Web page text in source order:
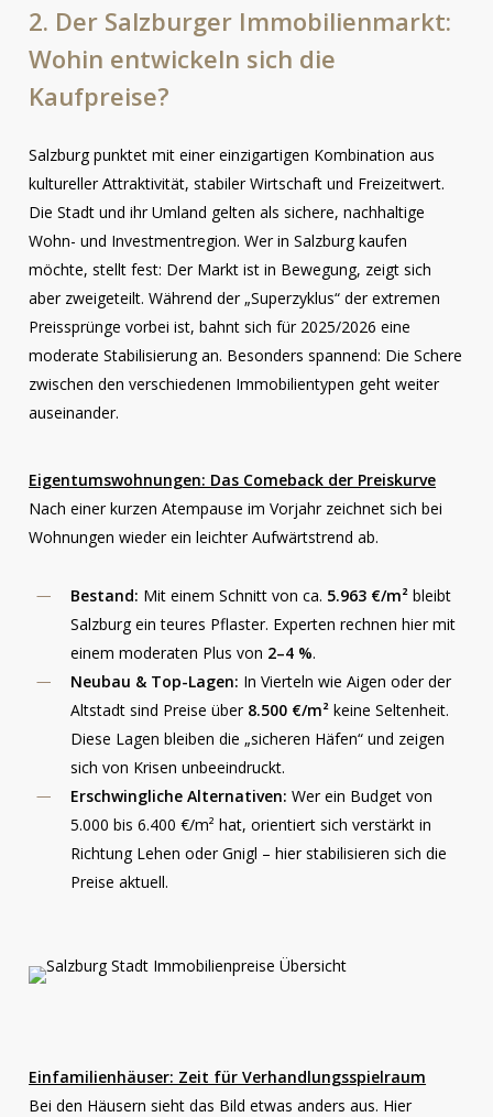
2. Der Salzburger Immobilienmarkt:
Wohin entwickeln sich die
Kaufpreise?
Salzburg punktet mit einer einzigartigen Kombination aus
kultureller Attraktivität, stabiler Wirtschaft und Freizeitwert.
Die Stadt und ihr Umland gelten als sichere, nachhaltige
Wohn- und Investmentregion. Wer in Salzburg kaufen
möchte, stellt fest: Der Markt ist in Bewegung, zeigt sich
aber zweigeteilt. Während der „Superzyklus“ der extremen
Preissprünge vorbei ist, bahnt sich für 2025/2026 eine
moderate Stabilisierung an. Besonders spannend: Die Schere
zwischen den verschiedenen Immobilientypen geht weiter
auseinander.
Eigentumswohnungen: Das Comeback der Preiskurve
Nach einer kurzen Atempause im Vorjahr zeichnet sich bei
Wohnungen wieder ein leichter Aufwärtstrend ab.
Bestand: Mit einem Schnitt von ca. 5.963 €/m² bleibt
Salzburg ein teures Pflaster. Experten rechnen hier mit
einem moderaten Plus von 2–4 %.
Neubau & Top-Lagen: In Vierteln wie Aigen oder der
Altstadt sind Preise über 8.500 €/m² keine Seltenheit.
Diese Lagen bleiben die „sicheren Häfen“ und zeigen
sich von Krisen unbeeindruckt.
Erschwingliche Alternativen: Wer ein Budget von
5.000 bis 6.400 €/m² hat, orientiert sich verstärkt in
Richtung Lehen oder Gnigl – hier stabilisieren sich die
Preise aktuell.
Einfamilienhäuser: Zeit für Verhandlungsspielraum
Bei den Häusern sieht das Bild etwas anders aus. Hier